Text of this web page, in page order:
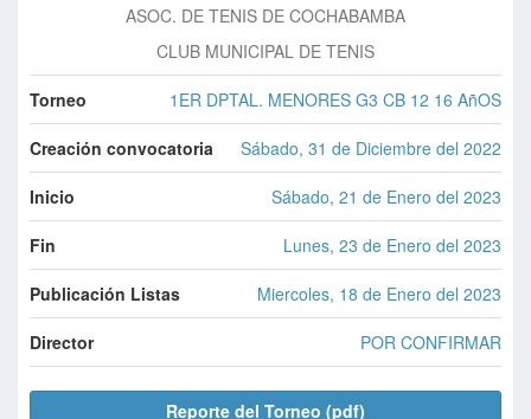
ASOC. DE TENIS DE COCHABAMBA
CLUB MUNICIPAL DE TENIS
Torneo 1ER DPTAL. MENORES G3 CB 12 16 AñOS
Creación convocatoria Sábado, 31 de Diciembre del 2022
Inicio Sábado, 21 de Enero del 2023
Fin Lunes, 23 de Enero del 2023
Publicación Listas Miercoles, 18 de Enero del 2023
Director POR CONFIRMAR
Reporte del Torneo (pdf)